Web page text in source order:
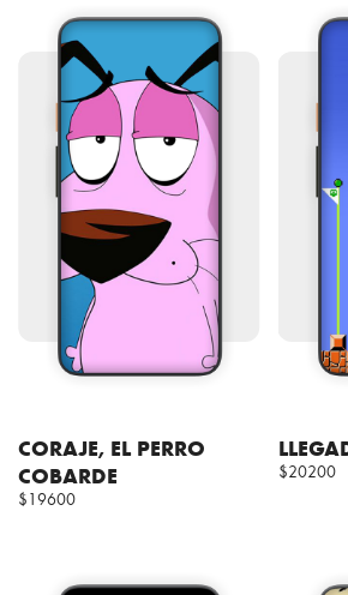
CORAJE, EL PERRO
COBARDE
$19600
$20200